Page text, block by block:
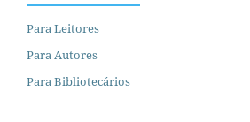
Para Leitores
Para Autores
Para Bibliotecários